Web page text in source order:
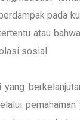
pada
atau
sosial.
yang